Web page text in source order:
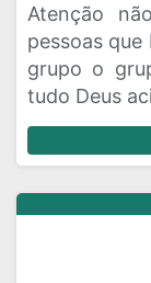
Atenção
pessoas
grupo o
tudo Deus